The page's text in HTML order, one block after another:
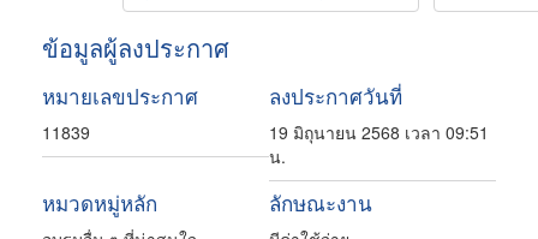
ข้อมูลผู้ลงประกาศ
หมายเลขประกาศ
11839
ลงประกาศวันที่
19 มิถุนายน 2568 เวลา 09:51
น.
หมวดหมู่หลัก
ลักษณะงาน